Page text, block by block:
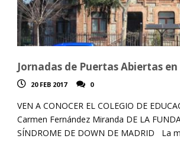
Jornadas de Puertas Abiertas
20 FEB 2017 0
VEN A CONOCER EL COLEGIO DE
Carmen Fernández Miranda DE LA
SÍNDROME DE DOWN DE MADRID La